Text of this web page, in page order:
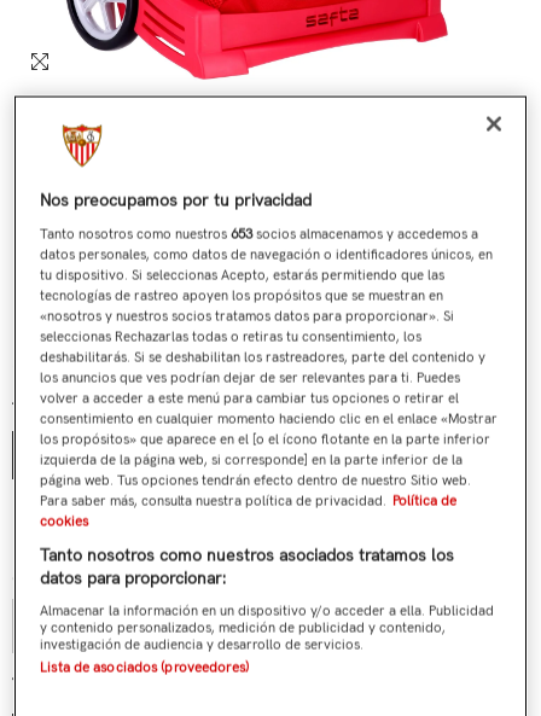
Mochila Grande C/ruedas Evolution 25/26
Precio regular
€69,90
Talla:Unica
Unica
¿Tienes alguna duda?
Cantidad:
Total parcial: €69,90
Nos preocupamos por tu privacidad
Tanto nosotros como nuestros653socios almacenamos y accedemos a
datos personales, como datos de navegación o identificadores únicos, en
tu dispositivo. Si seleccionas Acepto, estarás permitiendo que las
tecnologías de rastreo apoyen los propósitos que se muestran en
«nosotros y nuestros socios tratamos datos para proporcionar». Si
seleccionas Rechazarlas todas o retiras tu consentimiento, los
deshabilitarás. Si se deshabilitan los rastreadores, parte del contenido y
los anuncios que ves podrían dejar de ser relevantes para ti. Puedes
volver a acceder a este menú para cambiar tus opciones o retirar el
consentimiento en cualquier momento haciendo clic en el enlace «Mostrar
los propósitos» que aparece en el [o el ícono flotante en la parte inferior
izquierda de la página web, si corresponde] en la parte inferior de la
página web. Tus opciones tendrán efecto dentro de nuestro Sitio web.
Para saber más, consulta nuestra política de privacidad. Política de
cookies
Tanto nosotros como nuestros asociados tratamos los
datos para proporcionar:
Almacenar la información en un dispositivo y/o acceder a ella. Publicidad
y contenido personalizados, medición de publicidad y contenido,
investigación de audiencia y desarrollo de servicios.
Lista de asociados (proveedores)